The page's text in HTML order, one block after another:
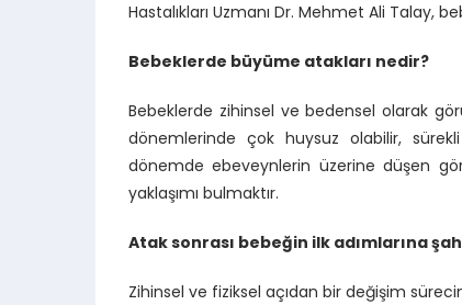
Hastalıkları Uzmanı Dr. Mehmet Ali Talay,
Bebeklerde büyüme atakları nedir?
Bebeklerde zihinsel ve bedensel olarak
dönemlerinde çok huysuz olabilir,
dönemde ebeveynlerin üzerine düşen
yaklaşımı bulmaktır.
Atak sonrası bebeğin ilk adımlarına
Zihinsel ve fiziksel açıdan bir değişim